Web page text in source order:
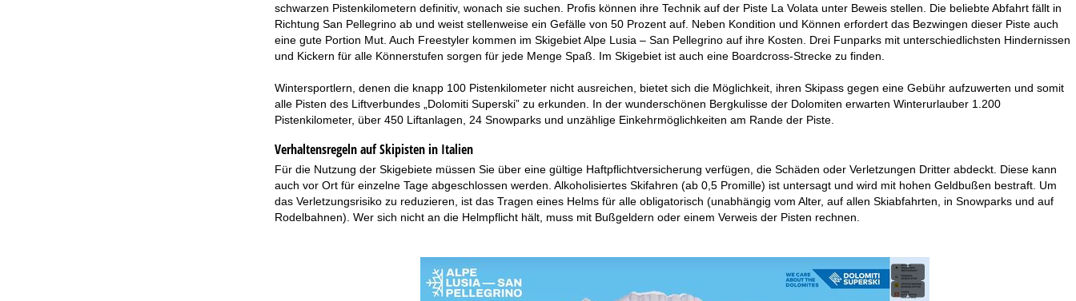
schwarzen Pistenkilometern definitiv, wonach sie suchen. Profis können ihre Technik auf der Piste La Volata unter Beweis stellen. Die beliebte Abfahrt fällt in
Richtung San Pellegrino ab und weist stellenweise ein Gefälle von 50 Prozent auf. Neben Kondition und Können erfordert das Bezwingen dieser Piste auch
eine gute Portion Mut. Auch Freestyler kommen im Skigebiet Alpe Lusia – San Pellegrino auf ihre Kosten. Drei Funparks mit unterschiedlichsten Hindernissen
und Kickern für alle Könnerstufen sorgen für jede Menge Spaß. Im Skigebiet ist auch eine Boardcross-Strecke zu finden.
Wintersportlern, denen die knapp 100 Pistenkilometer nicht ausreichen, bietet sich die Möglichkeit, ihren Skipass gegen eine Gebühr aufzuwerten und somit
alle Pisten des Liftverbundes „Dolomiti Superski” zu erkunden. In der wunderschönen Bergkulisse der Dolomiten erwarten Winterurlauber 1.200
Pistenkilometer, über 450 Liftanlagen, 24 Snowparks und unzählige Einkehrmöglichkeiten am Rande der Piste.
Verhaltensregeln auf Skipisten in Italien
Für die Nutzung der Skigebiete müssen Sie über eine gültige Haftpflichtversicherung verfügen, die Schäden oder Verletzungen Dritter abdeckt. Diese kann
auch vor Ort für einzelne Tage abgeschlossen werden. Alkoholisiertes Skifahren (ab 0,5 Promille) ist untersagt und wird mit hohen Geldbußen bestraft. Um
das Verletzungsrisiko zu reduzieren, ist das Tragen eines Helms für alle obligatorisch (unabhängig vom Alter, auf allen Skiabfahrten, in Snowparks und auf
Rodelbahnen). Wer sich nicht an die Helmpflicht hält, muss mit Bußgeldern oder einem Verweis der Pisten rechnen.